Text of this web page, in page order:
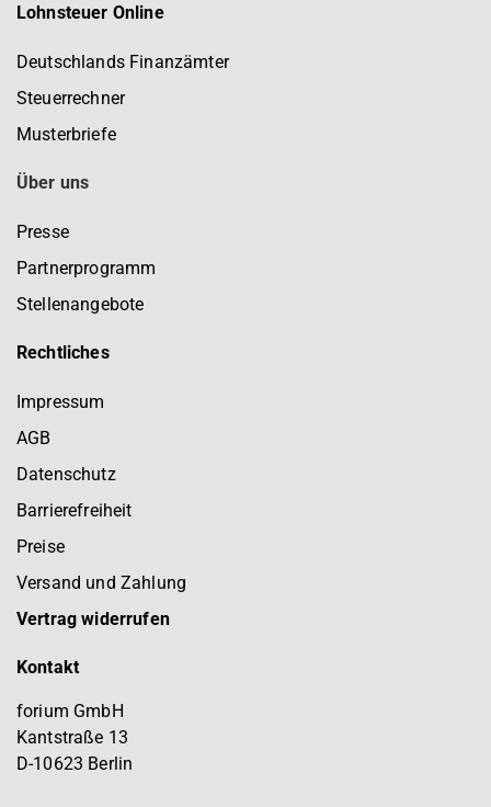
Lohnsteuer Online
Deutschlands Finanzämter
Steuerrechner
Musterbriefe
Über uns
Presse
Partnerprogramm
Stellenangebote
Rechtliches
Impressum
AGB
Datenschutz
Barrierefreiheit
Preise
Versand und Zahlung
Vertrag widerrufen
Kontakt
forium GmbH
Kantstraße 13
D-10623 Berlin